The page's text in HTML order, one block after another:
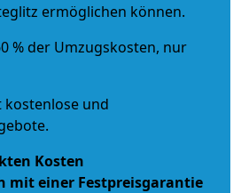
ermöglichen können.
% der Umzugskosten, nur
kostenlose und
Kosten
mit einer Festpreisgarantie